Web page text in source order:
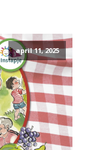
april 11, 2025